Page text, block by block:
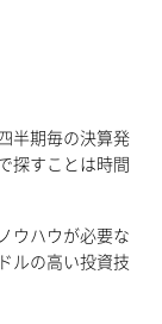
半期毎の決算発
探すことは時間
ウハウが必要な
ルの高い投資技